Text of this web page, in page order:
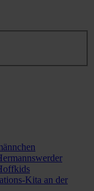
Kita an der